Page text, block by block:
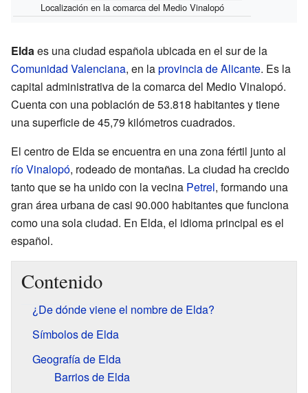
Localización en la comarca del Medio Vinalopó
Eldaes una ciudad española ubicada en el sur de la
Comunidad Valenciana, en laprovincia de Alicante. Es la
capital administrativa de la comarca del Medio Vinalopó.
Cuenta con una población de 53.818 habitantes y tiene
una superficie de 45,79 kilómetros cuadrados.
El centro de Elda se encuentra en una zona fértil junto al
río Vinalopó, rodeado de montañas. La ciudad ha crecido
tanto que se ha unido con la vecina Petrel, formando una
gran área urbana de casi 90.000 habitantes que funciona
como una sola ciudad. En Elda, el idioma principal es el
español.
Contenido
¿De dónde viene el nombre de Elda?
Símbolos de Elda
Geografía de Elda
Barrios de Elda